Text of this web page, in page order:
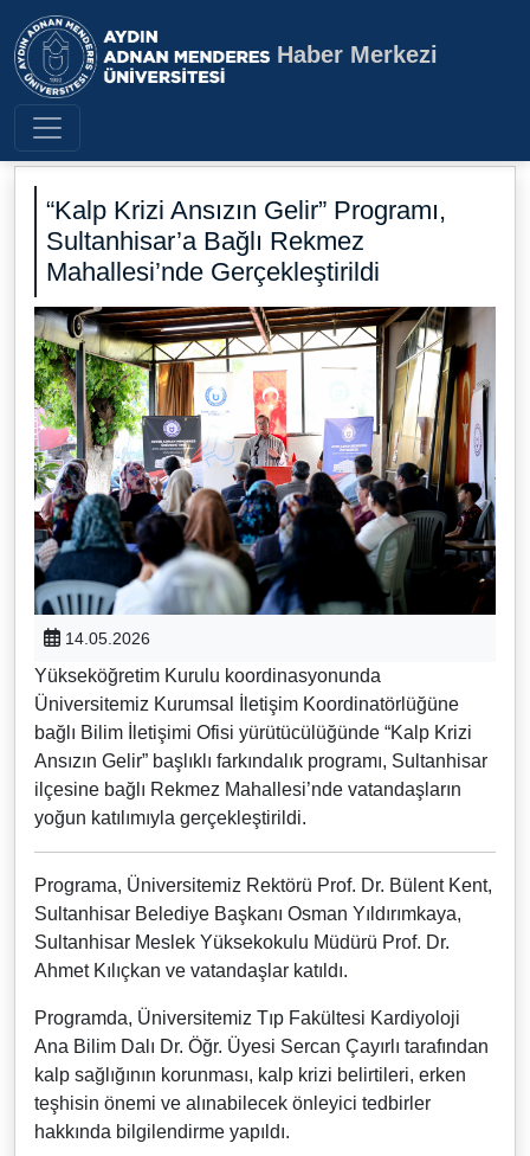
Aydın Adnan Menderes
Haber Merkezi
“Kalp Krizi Ansızın Gelir” Programı,
Sultanhisar’a Bağlı Rekmez
Mahallesi’nde Gerçekleştirildi
14.05.2026
Yükseköğretim Kurulu koordinasyonunda
Üniversitemiz Kurumsal İletişim Koordinatörlüğüne
bağlı Bilim İletişimi Ofisi yürütücülüğünde “Kalp Krizi
Ansızın Gelir” başlıklı farkındalık programı, Sultanhisar
ilçesine bağlı Rekmez Mahallesi’nde vatandaşların
yoğun katılımıyla gerçekleştirildi.
Programa, Üniversitemiz Rektörü Prof. Dr. Bülent Kent,
Sultanhisar Belediye Başkanı Osman Yıldırımkaya,
Sultanhisar Meslek Yüksekokulu Müdürü Prof. Dr.
Ahmet Kılıçkan ve vatandaşlar katıldı.
Programda, Üniversitemiz Tıp Fakültesi Kardiyoloji
Ana Bilim Dalı Dr. Öğr. Üyesi Sercan Çayırlı tarafından
kalp sağlığının korunması, kalp krizi belirtileri, erken
teşhisin önemi ve alınabilecek önleyici tedbirler
hakkında bilgilendirme yapıldı.